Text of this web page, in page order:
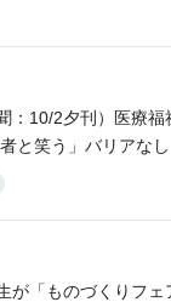
：10/2夕刊）医療
と笑う」バリアなし
が「ものづくりフェ